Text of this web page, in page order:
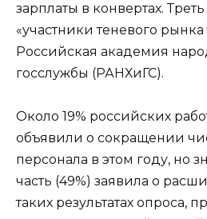
зарплаты в конвертах.
«участники теневого
Российская академия
госслужбы (РАНХиГС).
Около 19% российских
объявили о сокращении
персонала в этом году, но
часть (49%) заявила о
таких результатах опроса,